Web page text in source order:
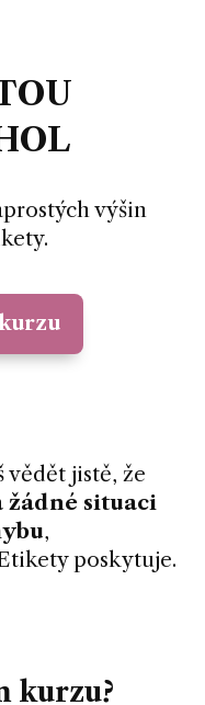
výšin
jistě, že
žádné situaci
,
poskytuje.
kurzu?